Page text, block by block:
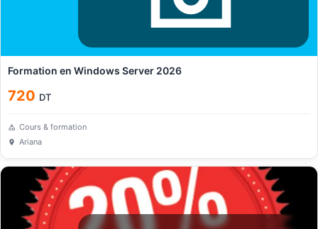
Formation en Windows Server 2026
720 DT
Cours & formation
Ariana